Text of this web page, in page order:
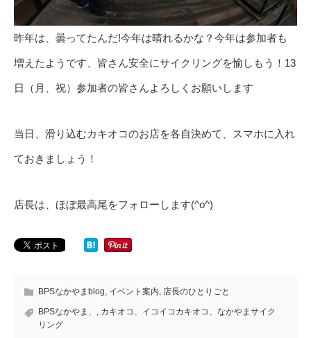
昨年は、曇ってたんだ!今年は晴れるかな？今年は参加者も
増えたようです、皆さん安全にサイクリングを愉しもう！13
日（月、祝）参加者の皆さんよろしくお願いします
当日、滑り込むカキオコのお店を各自決めて、スマホに入れ
ておきましょう！
店長は、ほぼ最高尾をフォローします(^o^)
BPSなかやまblog, イベント案内, 店長のひとりごと
BPSなかやま、 , カキオコ、イコイコカキオコ、なかやまサイク
リング